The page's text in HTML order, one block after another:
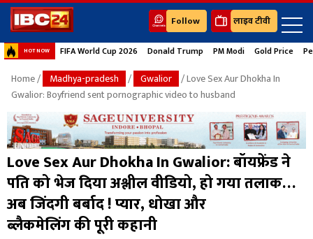
Follow लाइव टीवी
HOT NOW FIFA World Cup 2026 Donald Trump PM Modi Gold Price
Home/ Madhya-pradesh / Gwalior / Love Sex Aur Dhokha In
Gwalior: Boyfriend sent pornographic video to husband
Love Sex Aur Dhokha In Gwalior: बॉयफ्रेंड ने
पति को भेज दिया अश्लील वीडियो, हो गया तलाक…
अब जिंदगी बर्बाद ! प्यार, धोखा और
ब्लैकमेलिंग की पूरी कहानी